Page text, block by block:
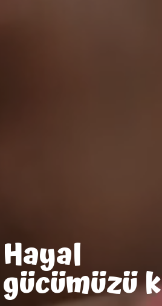
Hayal
gücümüzü